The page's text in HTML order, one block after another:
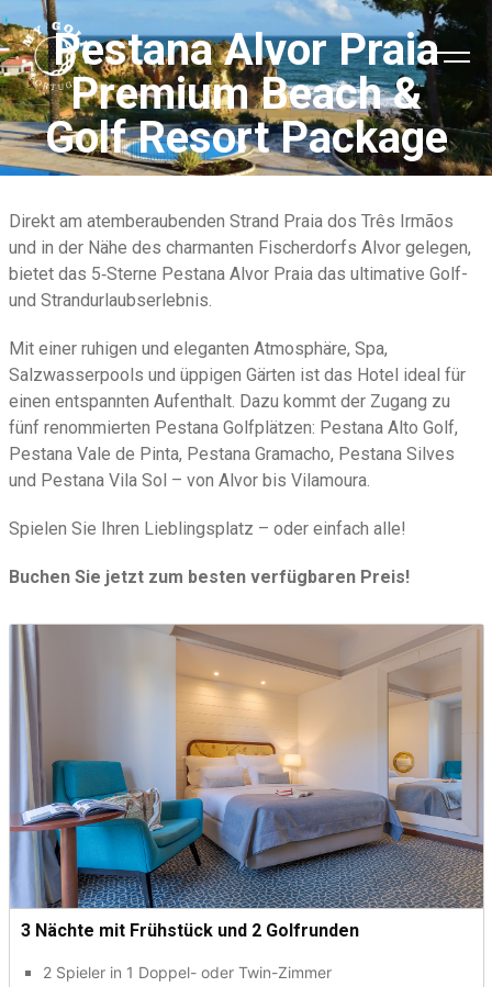
Pestana Alvor Praia
Premium Beach &
Golf Resort Package
Direkt am atemberaubenden Strand Praia dos Três Irmãos
und in der Nähe des charmanten Fischerdorfs Alvor gelegen,
bietet das 5‑Sterne Pestana Alvor Praia das ultimative Golf-
und Strandurlaubserlebnis.
Mit einer ruhigen und eleganten Atmosphäre, Spa,
Salzwasserpools und üppigen Gärten ist das Hotel ideal für
einen entspannten Aufenthalt. Dazu kommt der Zugang zu
fünf renommierten Pestana Golfplätzen: Pestana Alto Golf,
Pestana Vale de Pinta, Pestana Gramacho, Pestana Silves
und Pestana Vila Sol – von Alvor bis Vilamoura.
Spielen Sie Ihren Lieblingsplatz – oder einfach alle!
Buchen Sie jetzt zum besten verfügbaren Preis!
3 Nächte mit Frühstück und 2 Golfrunden
2 Spieler in 1 Doppel- oder Twin-Zimmer